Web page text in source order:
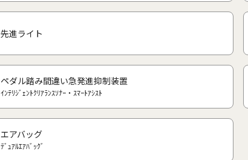
先進ライト
ペダル踏み間違い急発進抑制装置
ｲﾝﾃﾘｼﾞｪﾝﾄｸﾘｱﾗﾝｽｿﾅｰ・ｽﾏｰﾄｱｼｽﾄ
エアバッグ
ﾃﾞｭｱﾙｴｱﾊﾞｯｸﾞ